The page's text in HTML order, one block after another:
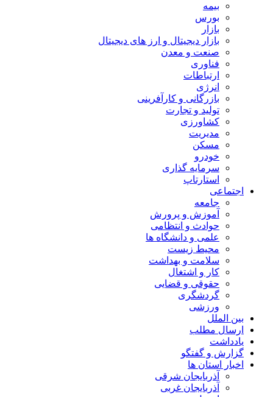
بیمه
بورس
بازار
بازار دیجیتال و ارز های دیجیتال
صنعت و معدن
فناوری
ارتباطات
انرژی
بازرگانی و کارآفرینی
تولید و تجارت
کشاورزی
مدیریت
مسکن
خودرو
سرمایه گذاری
استارتاپ
اجتماعی
جامعه
آموزش و پرورش
حوادث و انتظامی
علمی و دانشگاه ها
محیط زیست
سلامت و بهداشت
کار و اشتغال
حقوقی و قضایی
گردشگری
ورزشی
بین الملل
ارسال مطلب
یادداشت
گزارش و گفتگو
اخبار استان ها
آذربایجان شرقی
آذربایجان غربی